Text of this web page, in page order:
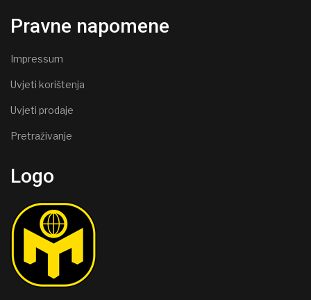
Pravne napomene
Impressum
Uvjeti korištenja
Uvjeti prodaje
Pretraživanje
Logo